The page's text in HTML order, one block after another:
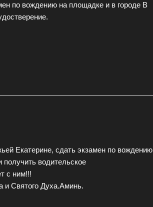
по вождению на площадке и в городе В
Екатерине, сдать экзамен по вождению
получить водительское
с ним!!!
Святого Духа.Аминь.